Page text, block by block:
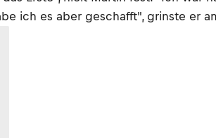
ich es aber geschafft", grinste er